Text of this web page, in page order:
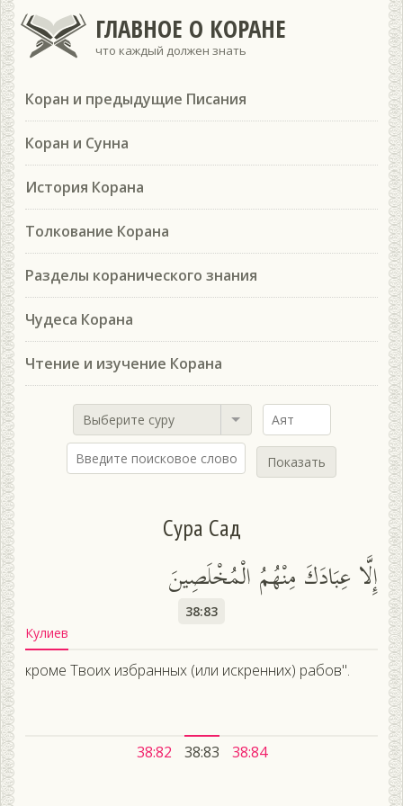
ГЛАВНОЕ О КОРАНЕ
что каждый должен знать
Коран и предыдущие Писания
Коран и Сунна
История Корана
Толкование Корана
Разделы коранического знания
Чудеса Корана
Чтение и изучение Корана
Выберите суру
Показать
Сура Сад
إِلَّا عِبَادَكَ مِنْهُمُ الْمُخْلَصِينَ
38:83
Кулиев
кроме Твоих избранных (или искренних) рабов".
38:82 38:83 38:84